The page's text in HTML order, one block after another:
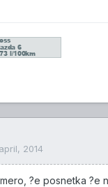
2014
?e posnetka ?e